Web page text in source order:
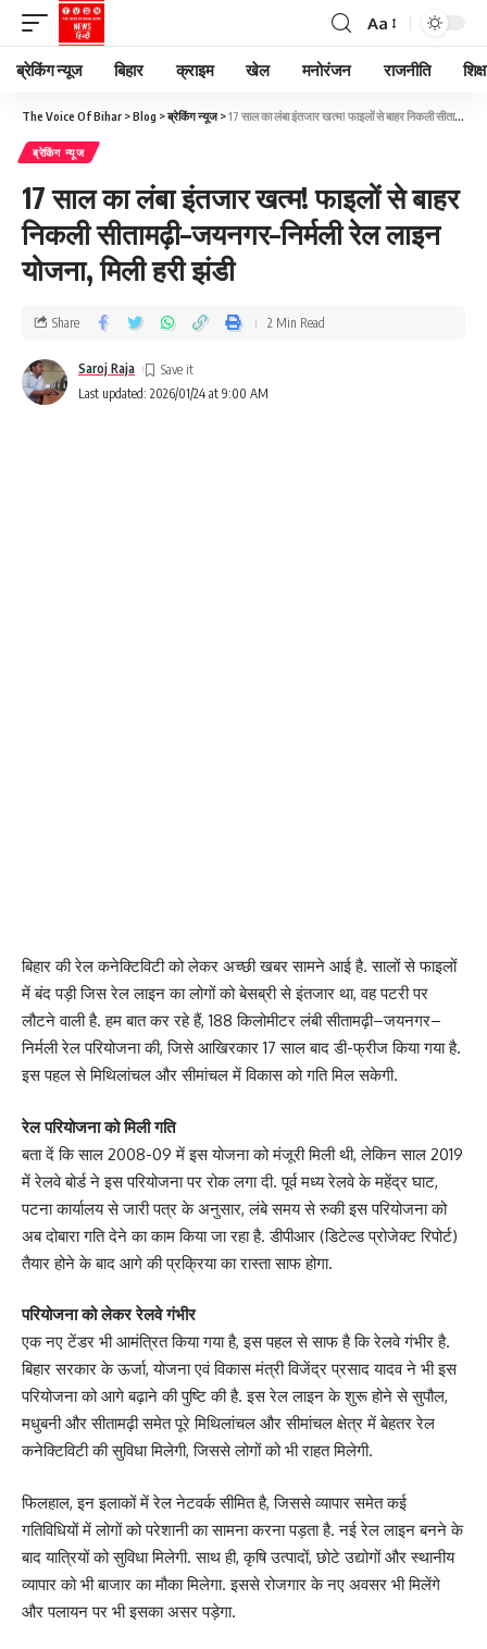
Aa
ब्रेकिंग न्यूज बिहार क्राइम खेल मनोरंजन राजनीति
The Voice Of Bihar >Blog >ब्रेकिंग न्यूज>17 साल का लंबा इंतजार खत्म! फाइलों से बाहर निकली सीतामढ़ी–जयनगर–निर्मली रेल लाइन योजना, मिली हरी झंडी
ब्रेकिंग न्यूज
17 साल का लंबा इंतजार खत्म! फाइलों से बाहर
निकली सीतामढ़ी–जयनगर–निर्मली रेल लाइन
योजना, मिली हरी झंडी
Last updated: 2026/01/24 at 9:00 AM
Saroj Raja
Share 2 Min Read
बिहार की रेल कनेक्टिविटी को लेकर अच्छी खबर सामने आई है. सालों से फाइलों
में बंद पड़ी जिस रेल लाइन का लोगों को बेसब्री से इंतजार था, वह पटरी पर
लौटने वाली है. हम बात कर रहे हैं, 188 किलोमीटर लंबी सीतामढ़ी–जयनगर–
निर्मली रेल परियोजना की, जिसे आखिरकार 17 साल बाद डी-फ्रीज किया गया है.
इस पहल से मिथिलांचल और सीमांचल में विकास को गति मिल सकेगी.
रेल परियोजना को मिली गति
बता दें कि साल 2008-09 में इस योजना को मंजूरी मिली थी, लेकिन साल 2019
में रेलवे बोर्ड ने इस परियोजना पर रोक लगा दी. पूर्व मध्य रेलवे के महेंद्र घाट,
पटना कार्यालय से जारी पत्र के अनुसार, लंबे समय से रुकी इस परियोजना को
अब दोबारा गति देने का काम किया जा रहा है. डीपीआर (डिटेल्ड प्रोजेक्ट रिपोर्ट)
तैयार होने के बाद आगे की प्रक्रिया का रास्ता साफ होगा.
परियोजना को लेकर रेलवे गंभीर
एक नए टेंडर भी आमंत्रित किया गया है, इस पहल से साफ है कि रेलवे गंभीर है.
बिहार सरकार के ऊर्जा, योजना एवं विकास मंत्री विजेंद्र प्रसाद यादव ने भी इस
परियोजना को आगे बढ़ाने की पुष्टि की है. इस रेल लाइन के शुरू होने से सुपौल,
मधुबनी और सीतामढ़ी समेत पूरे मिथिलांचल और सीमांचल क्षेत्र में बेहतर रेल
कनेक्टिविटी की सुविधा मिलेगी, जिससे लोगों को भी राहत मिलेगी.
फिलहाल, इन इलाकों में रेल नेटवर्क सीमित है, जिससे व्यापार समेत कई
गतिविधियों में लोगों को परेशानी का सामना करना पड़ता है. नई रेल लाइन बनने के
बाद यात्रियों को सुविधा मिलेगी. साथ ही, कृषि उत्पादों, छोटे उद्योगों और स्थानीय
व्यापार को भी बाजार का मौका मिलेगा. इससे रोजगार के नए अवसर भी मिलेंगे
और पलायन पर भी इसका असर पड़ेगा.